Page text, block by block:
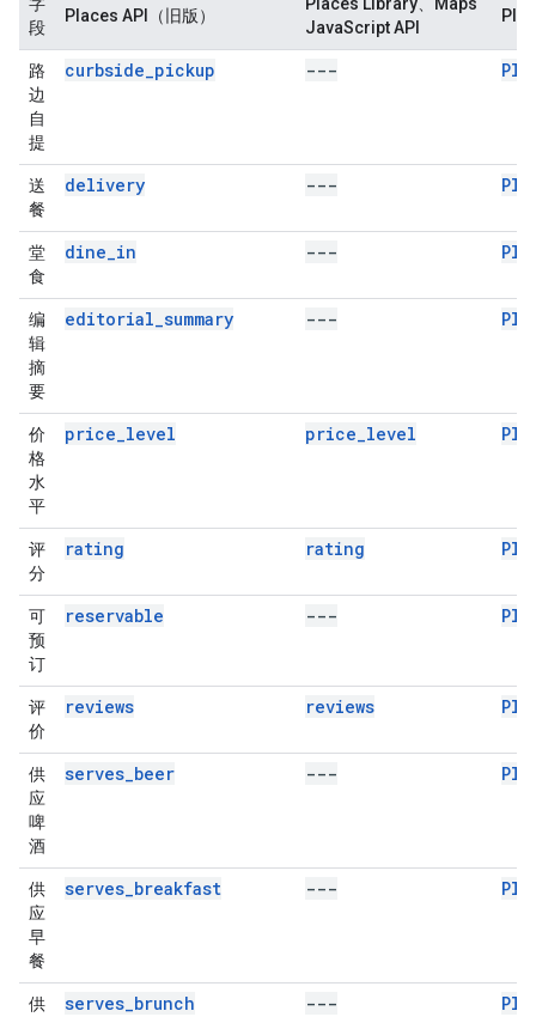
段
Places API（旧版）
JavaScript API
路
边
自
提
curbside_pickup ---
送
餐
delivery ---
堂
食
dine_in ---
编
辑
摘
要
editorial_summary ---
价
格
水
平
price_level price_level
评
分
rating rating
可
预
订
reservable ---
评
价
reviews reviews
供
应
啤
酒
serves_beer ---
供
应
早
餐
serves_breakfast ---
供
serves_brunch ---